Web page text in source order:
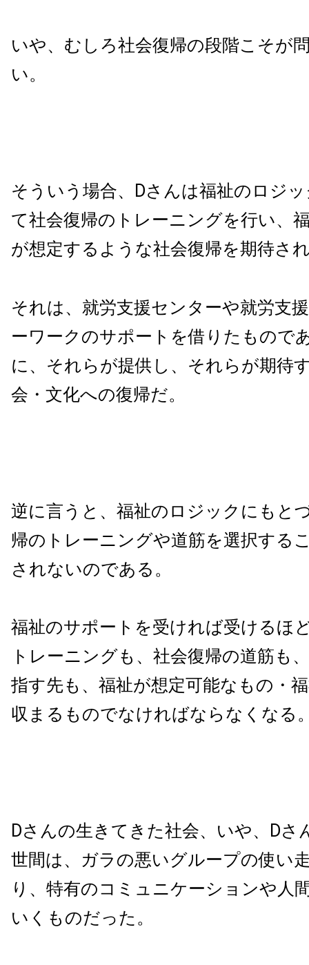
いや、むしろ社会復帰の段階こそが
い。
そういう場合、Dさんは福祉のロジ
て社会復帰のトレーニングを行い、
が想定するような社会復帰を期待さ
それは、就労支援センターや就労支
ーワークのサポートを借りたもので
に、それらが提供し、それらが期待
会・文化への復帰だ。
逆に言うと、福祉のロジックにもと
帰のトレーニングや道筋を選択する
されないのである。
福祉のサポートを受ければ受けるほ
トレーニングも、社会復帰の道筋も
指す先も、福祉が想定可能なもの・
収まるものでなければならなくなる
Dさんの生きてきた社会、いや、Dさ
世間は、ガラの悪いグループの使い
り、特有のコミュニケーションや人
いくものだった。